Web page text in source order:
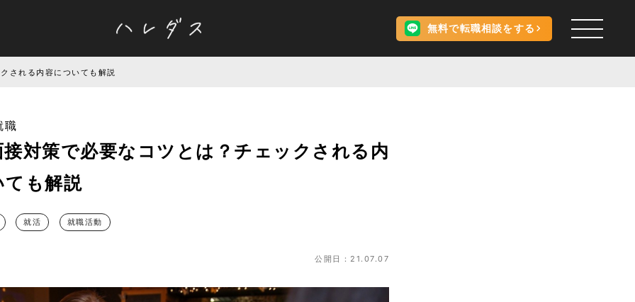
無料で転職相談をする
される内容についても解説
職
対策で必要なコツとは？チェックされる内
も解説
就活 就職活動
公開日：21.07.07